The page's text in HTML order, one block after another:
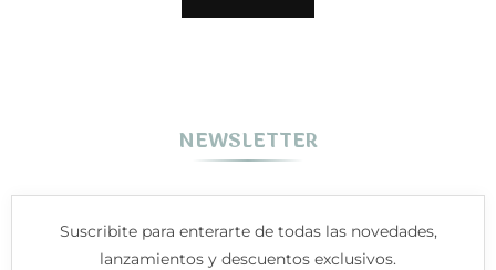
NEWSLETTER
Suscribite para enterarte de todas las novedades,
lanzamientos y descuentos exclusivos.